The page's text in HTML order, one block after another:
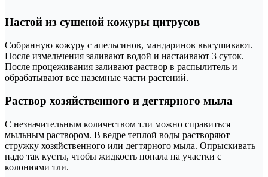
Настой из сушеной кожуры цитрусов
Собранную кожуру с апельсинов, мандаринов высушивают.
После измельчения заливают водой и настаивают 3 суток.
После процеживания заливают раствор в распылитель и
обрабатывают все наземные части растений.
Раствор хозяйственного и дегтярного мыла
С незначительным количеством тли можно справиться
мыльным раствором. В ведре теплой воды растворяют
стружку хозяйственного или дегтярного мыла. Опрыскивать
надо так кусты, чтобы жидкость попала на участки с
колониями тли.